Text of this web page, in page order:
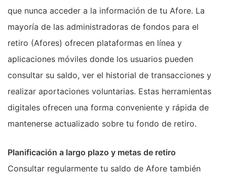
que nunca acceder a la información de tu Afore. La
mayoría de las administradoras de fondos para el
retiro (Afores) ofrecen plataformas en línea y
aplicaciones móviles donde los usuarios pueden
consultar su saldo, ver el historial de transacciones y
realizar aportaciones voluntarias. Estas herramientas
digitales ofrecen una forma conveniente y rápida de
mantenerse actualizado sobre tu fondo de retiro.
Planificación a largo plazo y metas de retiro
Consultar regularmente tu saldo de Afore también